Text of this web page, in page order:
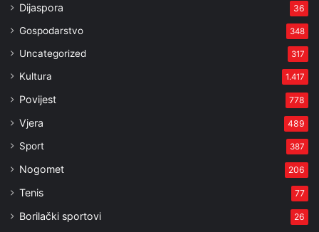
Dijaspora 36
Gospodarstvo 348
Uncategorized 317
Kultura 1.417
Povijest 778
Vjera 489
Sport 387
Nogomet 206
Tenis 77
Borilački sportovi 26